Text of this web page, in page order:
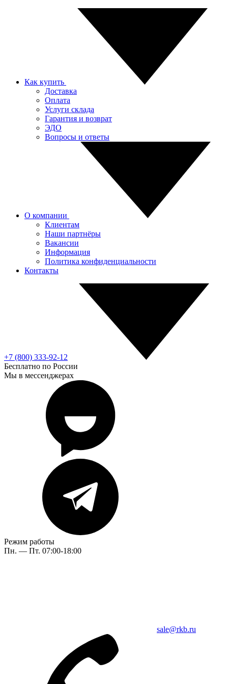
Как купить
Доставка
Оплата
Услуги склада
Гарантия и возврат
ЭДО
Вопросы и ответы
О компании
Клиентам
Наши партнёры
Вакансии
Информация
Политика конфиденциальности
Контакты
+7 (800) 333-92-12
Бесплатно по России
Мы в мессенджерах
Режим работы
Пн. — Пт. 07:00-18:00
sale@rkb.ru